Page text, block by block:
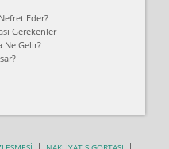
İstanbul'un bir
bölgesinde
Eder?
Gerekenler
Ne Gelir?